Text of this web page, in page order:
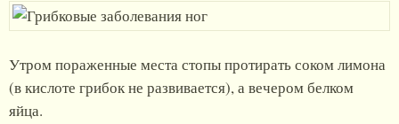
Утром пораженные места стопы протирать соком лимона
(в кислоте грибок не развивается), а вечером белком
яйца.